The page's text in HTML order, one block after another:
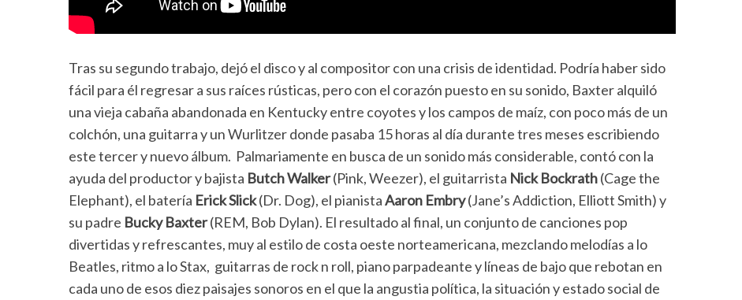
Tras su segundo trabajo, dejó el disco y al compositor con una crisis de identidad. Podría haber sido
fácil para él regresar a sus raíces rústicas, pero con el corazón puesto en su sonido, Baxter alquiló
una vieja cabaña abandonada en Kentucky entre coyotes y los campos de maíz, con poco más de un
colchón, una guitarra y un Wurlitzer donde pasaba 15 horas al día durante tres meses escribiendo
este tercer y nuevo álbum. Palmariamente en busca de un sonido más considerable, contó con la
ayuda del productor y bajista Butch Walker(Pink, Weezer), el guitarrista Nick Bockrath(Cage the
Elephant), el batería Erick Slick(Dr. Dog), el pianistaAaron Embry(Jane’s Addiction, Elliott Smith) y
su padre Bucky Baxter(REM, Bob Dylan). El resultado al final, un conjunto de canciones pop
divertidas y refrescantes, muy al estilo de costa oeste norteamericana, mezclando melodías a lo
Beatles, ritmo a lo Stax, guitarras de rock n roll, piano parpadeante y líneas de bajo que rebotan en
cada uno de esos diez paisajes sonoros en el que la angustia política, la situación y estado social de